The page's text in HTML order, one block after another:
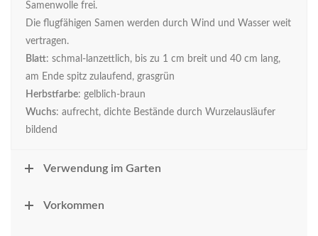
Samenwolle frei.
Die flugfähigen Samen werden durch Wind und Wasser weit
vertragen.
Blatt: schmal-lanzettlich, bis zu 1 cm breit und 40 cm lang,
am Ende spitz zulaufend, grasgrün
Herbstfarbe: gelblich-braun
Wuchs: aufrecht, dichte Bestände durch Wurzelausläufer
bildend
Verwendung im Garten
Vorkommen